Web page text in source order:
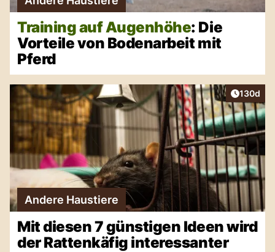
Training auf Augenhöhe: Die
Vorteile von Bodenarbeit mit
Pferd
Artikel
130d
Andere Haustiere
Mit diesen 7 günstigen Ideen wird
der Rattenkäfig interessanter